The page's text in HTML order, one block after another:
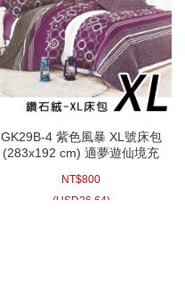
GK29B-4 紫色風暴 XL號床包
(283x192 cm) 適夢遊仙境充
樂時光充氣墊
NT$800
(USD26.64)